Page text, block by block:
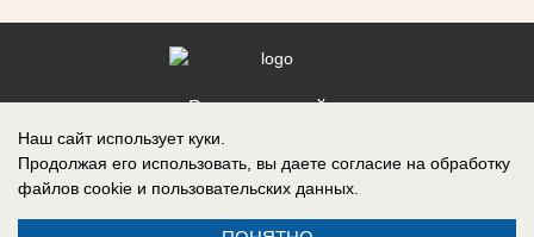
Реклама на сайте
Наш сайт использует куки.
Продолжая его использовать, вы даете согласие на обработку
файлов cookie и пользовательских данных.